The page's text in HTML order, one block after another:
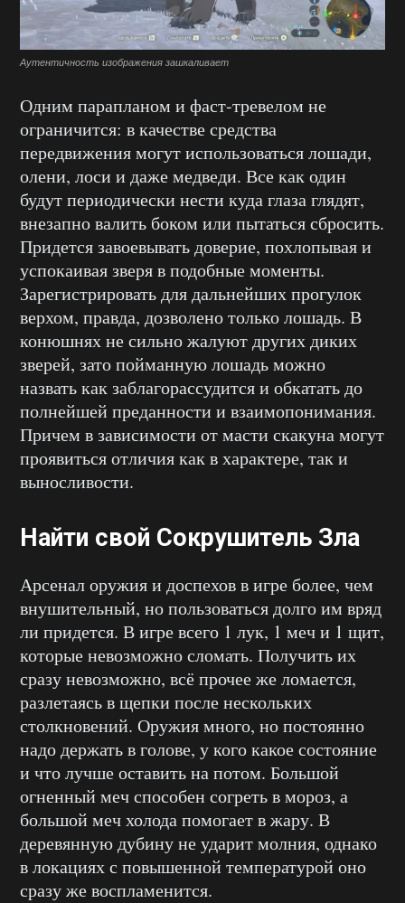
Аутентичность изображения зашкаливает
Одним парапланом и фаст-тревелом не
ограничится: в качестве средства
передвижения могут использоваться лошади,
олени, лоси и даже медведи. Все как один
будут периодически нести куда глаза глядят,
внезапно валить боком или пытаться сбросить.
Придется завоевывать доверие, похлопывая и
успокаивая зверя в подобные моменты.
Зарегистрировать для дальнейших прогулок
верхом, правда, дозволено только лошадь. В
конюшнях не сильно жалуют других диких
зверей, зато пойманную лошадь можно
назвать как заблагорассудится и обкатать до
полнейшей преданности и взаимопонимания.
Причем в зависимости от масти скакуна могут
проявиться отличия как в характере, так и
выносливости.
Найти свой Сокрушитель Зла
Арсенал оружия и доспехов в игре более, чем
внушительный, но пользоваться долго им вряд
ли придется. В игре всего 1 лук, 1 меч и 1 щит,
которые невозможно сломать. Получить их
сразу невозможно, всё прочее же ломается,
разлетаясь в щепки после нескольких
столкновений. Оружия много, но постоянно
надо держать в голове, у кого какое состояние
и что лучше оставить на потом. Большой
огненный меч способен согреть в мороз, а
большой меч холода помогает в жару. В
деревянную дубину не ударит молния, однако
в локациях с повышенной температурой оно
сразу же воспламенится.